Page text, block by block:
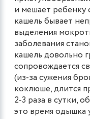
и мешает ребенку
кашель бывает
выделения
заболевания
кашель довольно
сопровождается
(из-за сужения
коклюше, длится
2-3 раза в сутки,
это время одышка